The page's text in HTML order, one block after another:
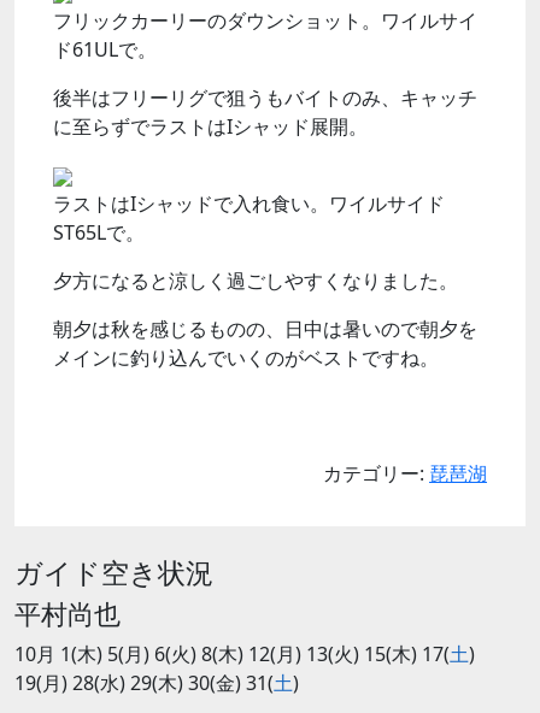
フリックカーリーのダウンショット。ワイルサイ
ド61ULで。
後半はフリーリグで狙うもバイトのみ、キャッチ
に至らずでラストはIシャッド展開。
ラストはIシャッドで入れ食い。ワイルサイド
ST65Lで。
夕方になると涼しく過ごしやすくなりました。
朝夕は秋を感じるものの、日中は暑いので朝夕を
メインに釣り込んでいくのがベストですね。
カテゴリー: 琵琶湖
ガイド空き状況
平村尚也
10月 1(木) 5(月) 6(火) 8(木) 12(月) 13(火) 15(木) 17(土)
19(月) 28(水) 29(木) 30(金) 31(土)